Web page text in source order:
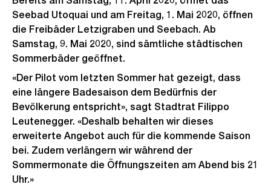
Seebad Utoquai und am Freitag, 1. Mai 2020, öffnen
die Freibäder Letzigraben und Seebach. Ab
Samstag, 9. Mai 2020, sind sämtliche städtischen
Sommerbäder geöffnet.
«Der Pilot vom letzten Sommer hat gezeigt, dass
eine längere Badesaison dem Bedürfnis der
Bevölkerung entspricht», sagt Stadtrat Filippo
Leutenegger. «Deshalb behalten wir dieses
erweiterte Angebot auch für die kommende Saison
bei. Zudem verlängern wir während der
Sommermonate die Öffnungszeiten am Abend bis 21
Uhr.»